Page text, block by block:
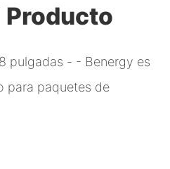
Producto
pulgadas - - Benergy es
para paquetes de